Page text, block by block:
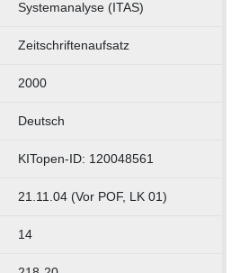
Systemanalyse (ITAS)
Zeitschriftenaufsatz
2000
Deutsch
KITopen-ID: 120048561
21.11.04 (Vor POF, LK 01)
14